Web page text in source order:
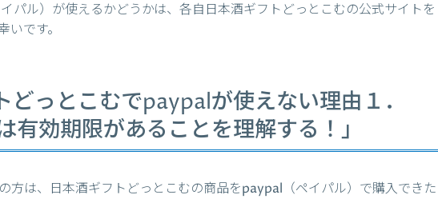
パル）が使えるかどうかは、各自日本酒ギフトどっとこむの公式サイトを
いです。
どっとこむでpaypalが使えない理由１．
有効期限があることを理解する！」
方は、日本酒ギフトどっとこむの商品をpaypal（ペイパル）で購入できた